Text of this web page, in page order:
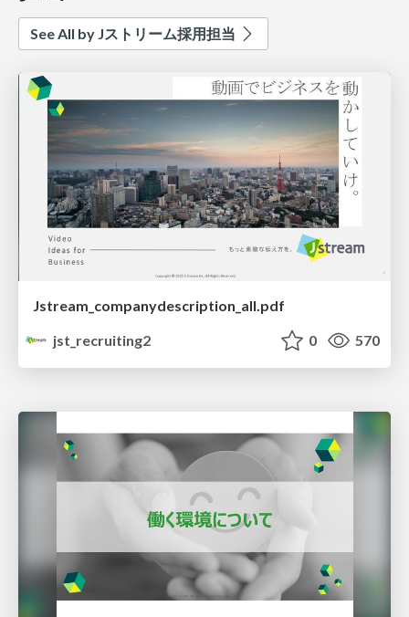
See All by Jストリーム採用担当
Jstream_companydescription_all.pdf
jst_recruiting2
0 570